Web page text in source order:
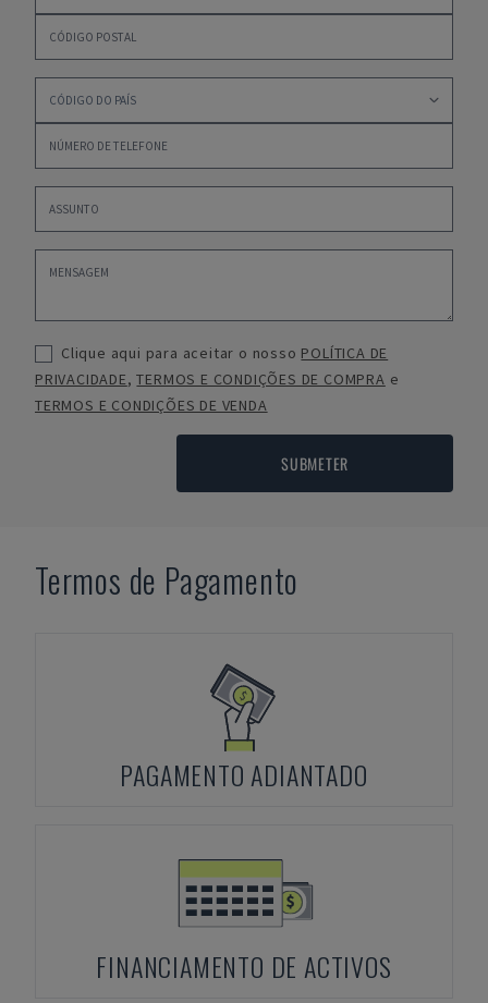
Clique aqui para aceitar o nosso POLÍTICA DE
PRIVACIDADE,TERMOS E CONDIÇÕES DE COMPRA e
TERMOS E CONDIÇÕES DE VENDA
SUBMETER
Termos de Pagamento
PAGAMENTO ADIANTADO
FINANCIAMENTO DE ACTIVOS